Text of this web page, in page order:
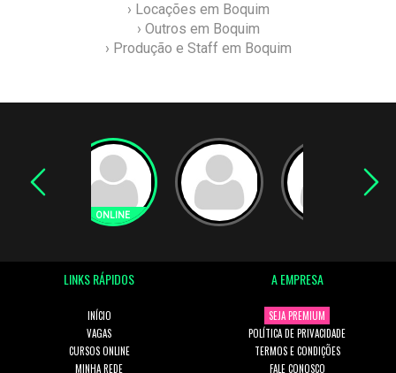
› Locações em Boquim
› Outros em Boquim
› Produção e Staff em Boquim
LINKS RÁPIDOS
INÍCIO
VAGAS
CURSOS ONLINE
MINHA REDE
A EMPRESA
SEJA PREMIUM
POLÍTICA DE PRIVACIDADE
TERMOS E CONDIÇÕES
FALE CONOSCO